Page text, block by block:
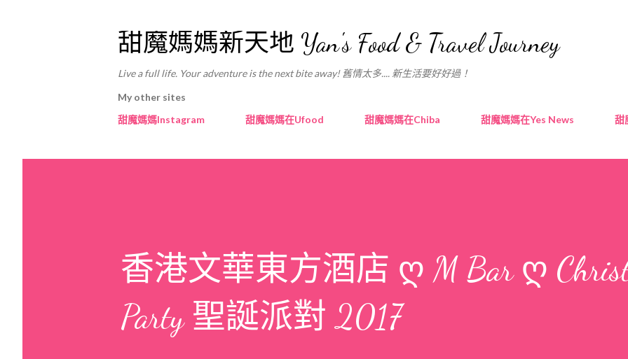
甜魔媽媽新天地 Yan's Food & Travel Journey
Live a full life. Your adventure is the next bite away! 舊情太多.... 新生活要好好過！
My other sites
甜魔媽媽Instagram
甜魔媽媽在Ufood 甜魔媽媽在Chiba 甜魔媽媽在Yes News 甜
香港文華東方酒店 ღ M Bar ღ
Party 聖誕派對 2017